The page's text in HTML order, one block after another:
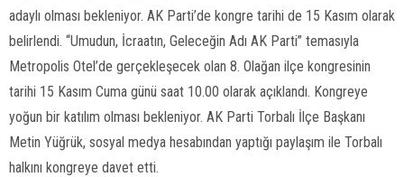
adaylı olması bekleniyor. AK Parti’de kongre tarihi de 15 Kasım olarak
belirlendi. “Umudun, İcraatın, Geleceğin Adı AK Parti” temasıyla
Metropolis Otel’de gerçekleşecek olan 8. Olağan ilçe kongresinin
tarihi 15 Kasım Cuma günü saat 10.00 olarak açıklandı. Kongreye
yoğun bir katılım olması bekleniyor. AK Parti Torbalı İlçe Başkanı
Metin Yüğrük, sosyal medya hesabından yaptığı paylaşım ile Torbalı
halkını kongreye davet etti.